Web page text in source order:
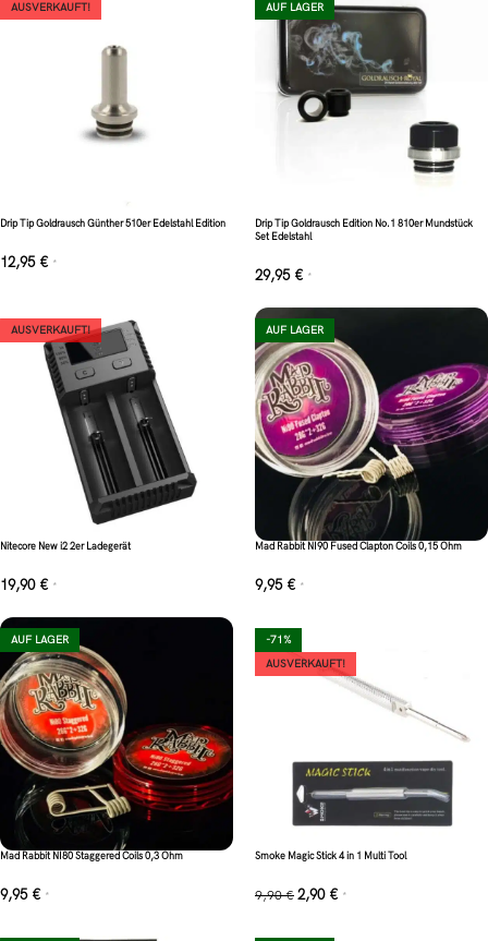
AUSVERKAUFT!
Drip Tip Goldrausch Günther 510er Edelstahl Edition
12,95 € *
AUF LAGER
Drip Tip Goldrausch Edition No.1 810er Mundstück
Set Edelstahl
29,95 € *
AUSVERKAUFT!
Nitecore New i2 2er Ladegerät
19,90 € *
AUF LAGER
Mad Rabbit NI90 Fused Clapton Coils 0,15 Ohm
9,95 € *
AUF LAGER
Mad Rabbit NI80 Staggered Coils 0,3 Ohm
9,95 € *
-71%
AUSVERKAUFT!
Smoke Magic Stick 4 in 1 Multi Tool
9,90€ 2,90 € *